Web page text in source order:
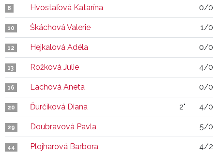
8 Hvostaľová Katarína 0/0
10 Škáchová Valerie 1/0
12 Hejkalová Adéla 0/0
13 Rožková Julie 4/0
16 Lachová Aneta 0/0
20 Ďurčíková Diana 2" 4/0
29 Doubravová Pavla 5/0
44 Plojharová Barbora 4/2